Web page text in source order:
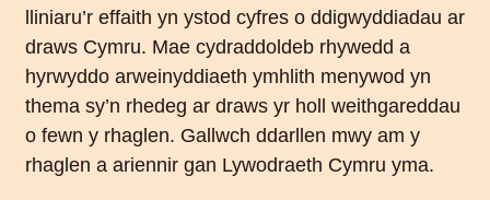
lliniaru’r effaith yn ystod cyfres o ddigwyddiadau ar
draws Cymru. Mae cydraddoldeb rhywedd a
hyrwyddo arweinyddiaeth ymhlith menywod yn
thema sy’n rhedeg ar draws yr holl weithgareddau
o fewn y rhaglen. Gallwch ddarllen mwy am y
rhaglen a ariennir gan Lywodraeth Cymru yma.